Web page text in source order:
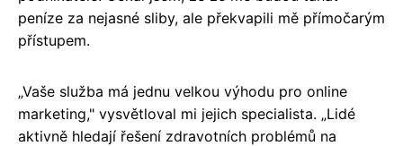
peníze za nejasné sliby, ale překvapili mě přímočarým
přístupem.
„Vaše služba má jednu velkou výhodu pro online
marketing," vysvětloval mi jejich specialista. „Lidé
aktivně hledají řešení zdravotních problémů na